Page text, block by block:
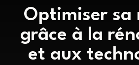
Optimiser sa
grâce à la
et aux